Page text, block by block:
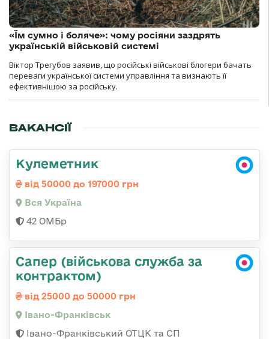
«Їм сумно і боляче»: чому росіяни заздрять
українській військовій системі
Віктор Трегубов заявив, що російські військові блогери бачать
переваги української системи управління та визнають її
ефективнішою за російську.
ВАКАНСІЇ
Кулеметник
від 50000 до 197000 грн
Вся Україна
42 ОМБр
Сапер (військова служба за
контрактом)
від 25000 до 50000 грн
Івано-Франківськ
Івано-Франківський ОТЦК та СП